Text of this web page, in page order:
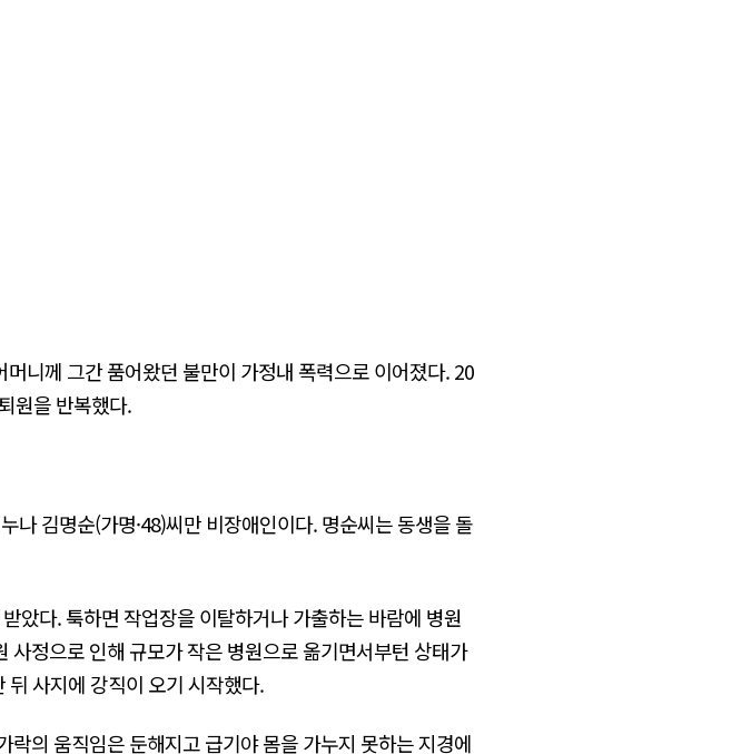
니께 그간 품어왔던 불만이 가정내 폭력으로 이어졌다. 20
원을 반복했다.
나 김명순(가명·48)씨만 비장애인이다. 명순씨는 동생을 돌
았다. 툭하면 작업장을 이탈하거나 가출하는 바람에 병원
정으로 인해 규모가 작은 병원으로 옮기면서부턴 상태가
사지에 강직이 오기 시작했다.
의 움직임은 둔해지고 급기야 몸을 가누지 못하는 지경에